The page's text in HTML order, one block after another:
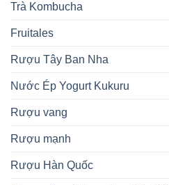
Trà Kombucha
Fruitales
Rượu Tây Ban Nha
Nước Ép Yogurt Kukuru
Rượu vang
Rượu mạnh
Rượu Hàn Quốc